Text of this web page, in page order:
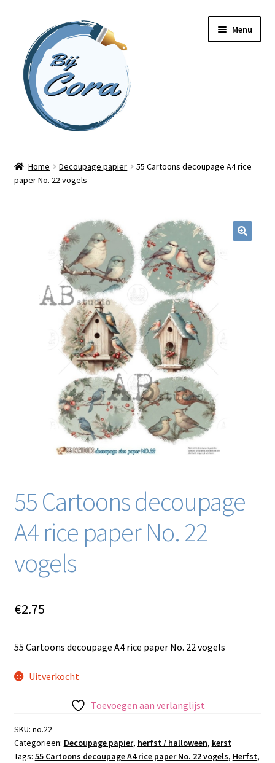
naar
navigatie
inhoud
Menu
Workshops
Blog / DIY / Tutorials
Home Decoupage papier
55 Cartoons decoupage A4 rice
paper No. 22 vogels
55 Cartoons decoupage
A4 rice paper No. 22
vogels
€2.75
55 Cartoons decoupage A4 rice paper No. 22 vogels
Uitverkocht
Toevoegen aan verlanglijst
SKU: no.22
Categorieën: Decoupage papier, herfst / halloween, kerst
Tags: 55 Cartoons decoupage A4 rice paper No. 22 vogels, Herfst,